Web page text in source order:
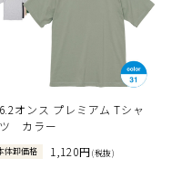
6.2オンス プレミアム Tシャ
ツ カラー
体卸価格 1,120円(税抜)